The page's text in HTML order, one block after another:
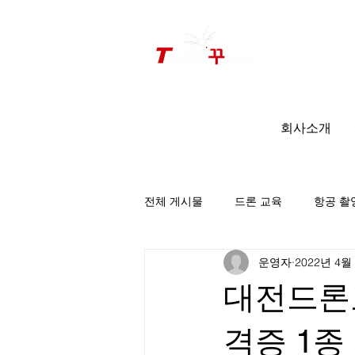
회사소개
전체 게시물 드론 교육 항공 촬
팀꾸러기 소식
대전드
격증 1종
운영자 2022년 4월